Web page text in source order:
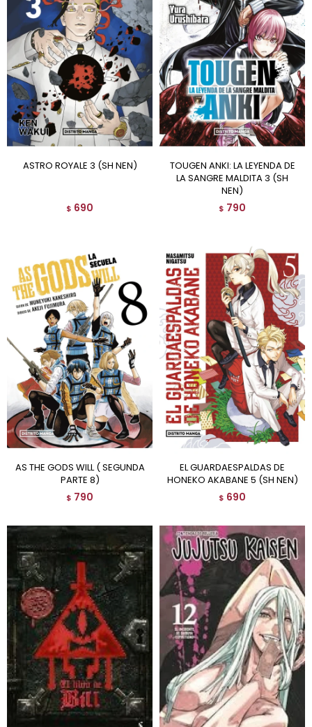
ASTRO ROYALE 3 (SH NEN)
$ 690
TOUGEN ANKI: LA LEYENDA DE
LA SANGRE MALDITA 3 (SH
NEN)
$ 790
AS THE GODS WILL ( SEGUNDA
PARTE 8)
$ 790
EL GUARDAESPALDAS DE
HONEKO AKABANE 5 (SH NEN)
$ 690